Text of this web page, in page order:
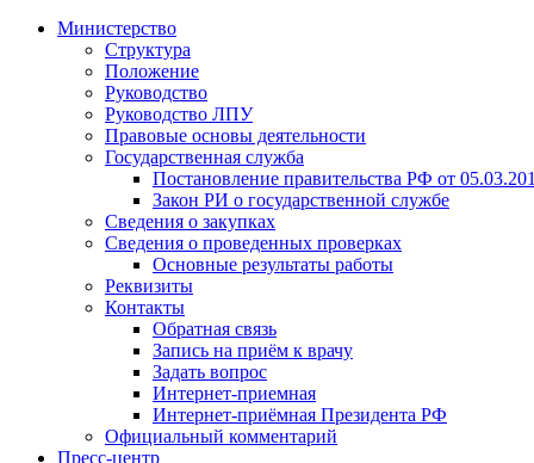
Министерство
Структура
Положение
Руководство
Руководство ЛПУ
Правовые основы деятельности
Государственная служба
Постановление правительства РФ от
Закон РИ о государственной службе
Сведения о закупках
Сведения о проведенных проверках
Основные результаты работы
Реквизиты
Контакты
Обратная связь
Запись на приём к врачу
Задать вопрос
Интернет-приемная
Интернет-приёмная Президента РФ
Официальный комментарий
Пресс-центр